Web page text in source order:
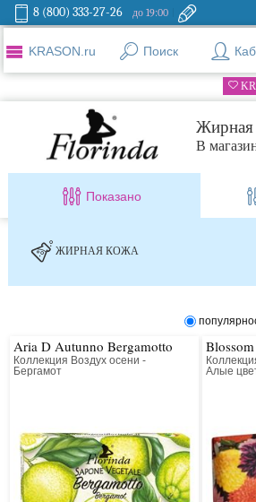
8 (800) 333-27-26 до 19:00
KRASON.ru Поиск
Жирная
В
Показано
ЖИРНАЯ КОЖА
Aria D Autunno Bergamotto
Коллекция Воздух осени -
Бергамот
Алые